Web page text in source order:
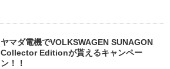
ヤマダ電機でVOLKSWAGEN SUNAGON
Collector Editionが貰えるキャンペー
ン！！